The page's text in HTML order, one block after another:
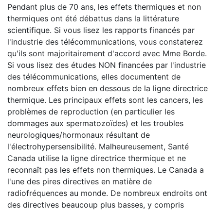
Pendant plus de 70 ans, les effets thermiques et non
thermiques ont été débattus dans la littérature
scientifique. Si vous lisez les rapports financés par
l'industrie des télécommunications, vous constaterez
qu'ils sont majoritairement d'accord avec Mme Borde.
Si vous lisez des études NON financées par l'industrie
des télécommunications, elles documentent de
nombreux effets bien en dessous de la ligne directrice
thermique. Les principaux effets sont les cancers, les
problèmes de reproduction (en particulier les
dommages aux spermatozoïdes) et les troubles
neurologiques/hormonaux résultant de
l'électrohypersensibilité. Malheureusement, Santé
Canada utilise la ligne directrice thermique et ne
reconnaît pas les effets non thermiques. Le Canada a
l'une des pires directives en matière de
radiofréquences au monde. De nombreux endroits ont
des directives beaucoup plus basses, y compris